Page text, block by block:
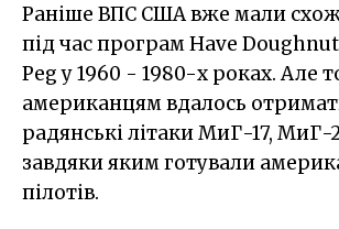
Раніше ВПС США вже мали
під час програм Have
Peg у 1960 - 1980-х роках. Але
американцям вдалось
радянські літаки МиГ-17, МиГ-
завдяки яким готували
пілотів.